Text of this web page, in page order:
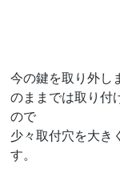
今の鍵を取り外し
のままでは取り付
ので
少々取付穴を大き
す。